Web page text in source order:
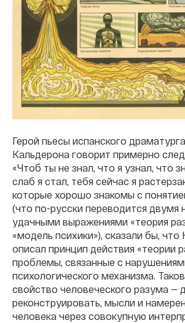
Герой пьесы испанского
Кальдерона говорит примерно
«Чтоб ты не знал, что я узнал, что
слаб я стал, тебя сейчас я
которые хорошо знакомы с
(что по-русски переводится двумя
удачными выражениями «теория
«модель психики»), сказали бы, что
описал принцип действия «теории
проблемы, связанные с
психологического механизма.
свойство человеческого разума —
реконструировать, мысли и
человека через совокупную